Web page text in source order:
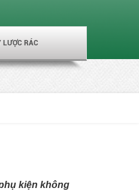
LƯỢC RÁC
kiện không